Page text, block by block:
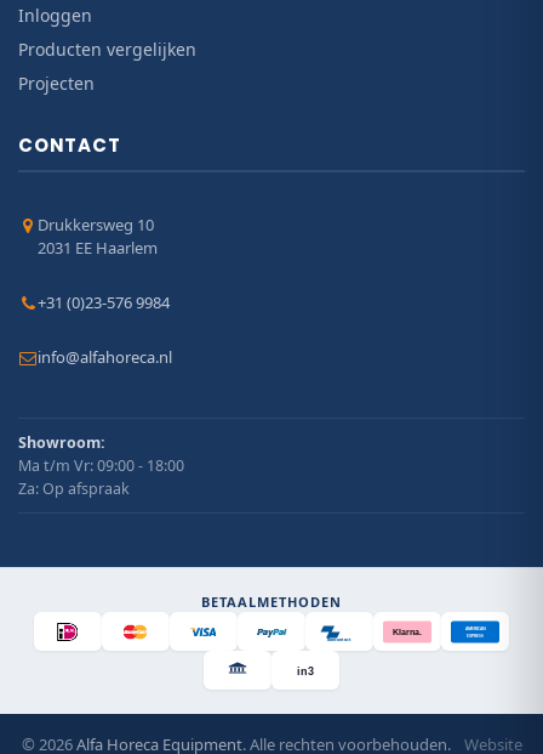
Inloggen
Producten vergelijken
Projecten
CONTACT
Drukkersweg 10
2031 EE Haarlem
+31 (0)23-576 9984
info@alfahoreca.nl
Showroom:
Ma t/m Vr: 09:00 - 18:00
Za: Op afspraak
BETAALMETHODEN
Bancontact
Klarna.
AMERICAN
EXPRESS
in3
© 2026Alfa Horeca Equipment. Alle rechten voorbehouden. Website